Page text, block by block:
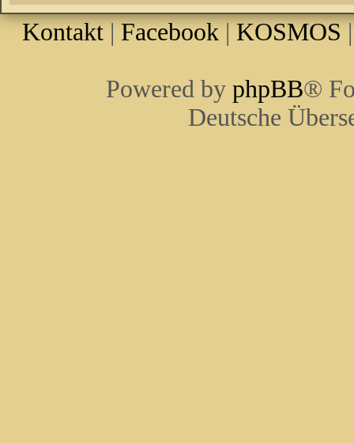
Kontakt | Facebook | KOSMOS
Powered by phpBB®
Deutsche